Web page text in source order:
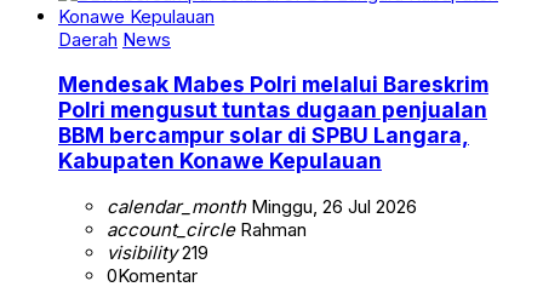
Daerah News
Mendesak Mabes Polri melalui Bareskrim
Polri mengusut tuntas dugaan penjualan
BBM bercampur solar di SPBU Langara,
Kabupaten Konawe Kepulauan
calendar_monthMinggu, 26 Jul 2026
account_circleRahman
visibility219
0Komentar